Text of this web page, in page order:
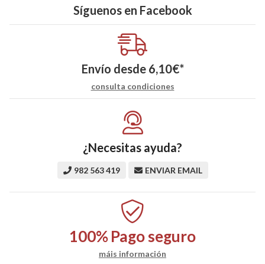
Síguenos en Facebook
Envío desde 6,10€*
consulta condiciones
¿Necesitas ayuda?
982 563 419 ENVIAR EMAIL
100%Pago seguro
máis información